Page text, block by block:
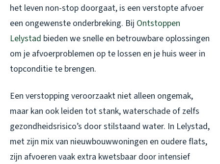
het leven non-stop doorgaat, is een verstopte afvoer
een ongewenste onderbreking. Bij Ontstoppen
Lelystad bieden we snelle en betrouwbare oplossingen
om je afvoerproblemen op te lossen en je huis weer in
topconditie te brengen.
Een verstopping veroorzaakt niet alleen ongemak,
maar kan ook leiden tot stank, waterschade of zelfs
gezondheidsrisico’s door stilstaand water. In Lelystad,
met zijn mix van nieuwbouwwoningen en oudere flats,
zijn afvoeren vaak extra kwetsbaar door intensief